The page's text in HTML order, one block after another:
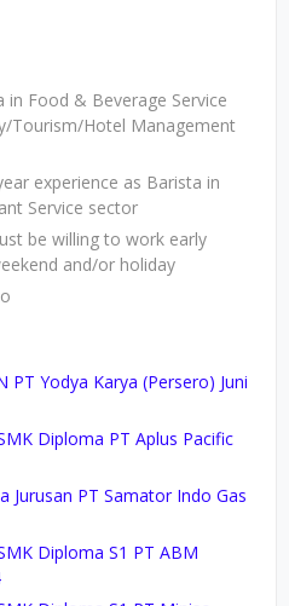
in Food & Beverage Service
Tourism/Hotel Management
experience as Barista in
Service sector
be willing to work early
and/or holiday
Yodya Karya (Persero) Juni
Diploma PT Aplus Pacific
Jurusan PT Samator Indo Gas
Diploma S1 PT ABM